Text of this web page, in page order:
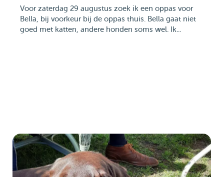
Voor zaterdag 29 augustus zoek ik een oppas voor
Bella, bij voorkeur bij de oppas thuis. Bella gaat niet
goed met katten, andere honden soms wel. Ik...